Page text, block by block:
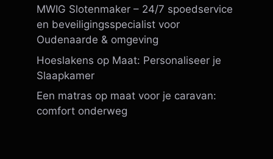
MWIG Slotenmaker – 24/7 spoedservice
en beveiligingsspecialist voor
Oudenaarde & omgeving
Hoeslakens op Maat: Personaliseer je
Slaapkamer
Een matras op maat voor je caravan:
comfort onderweg